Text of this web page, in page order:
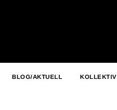
BLOG/AKTUELL KOLLEKTIV